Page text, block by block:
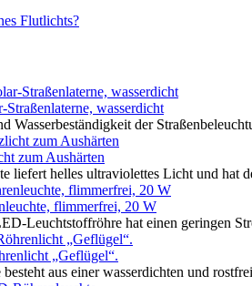
Flutlichts?
wasserdicht
Wasserbeständigkeit der
zum Aushärten
liefert helles ultraviolettes Licht und hat
flimmerfrei, 20 W
Leuchtstoffröhre hat einen geringen
„Geflügel“.
aus einer wasserdichten und